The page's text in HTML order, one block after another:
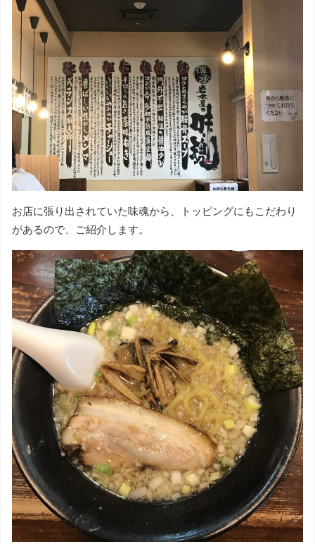
お店に張り出されていた味魂から、トッピングにもこだわり
があるので、ご紹介します。